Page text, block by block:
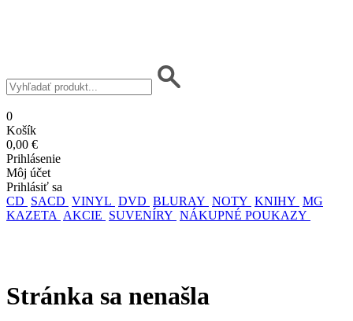
0
Košík
0,00 €
Prihlásenie
Môj účet
Prihlásiť sa
CD SACD VINYL DVD BLURAY NOTY KNIHY MG
KAZETA AKCIE SUVENÍRY NÁKUPNÉ POUKAZY
Stránka sa nenašla